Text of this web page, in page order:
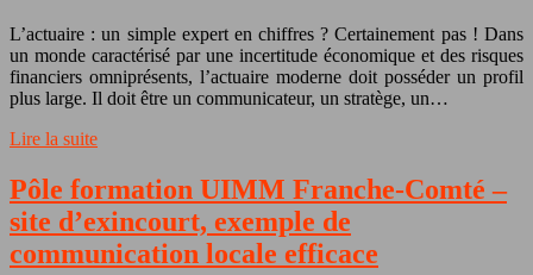
L’actuaire : un simple expert en chiffres ? Certainement pas ! Dans
un monde caractérisé par une incertitude économique et des risques
financiers omniprésents, l’actuaire moderne doit posséder un profil
plus large. Il doit être un communicateur, un stratège, un…
Lire la suite
Pôle formation UIMM Franche-Comté –
site d’exincourt, exemple de
communication locale efficace